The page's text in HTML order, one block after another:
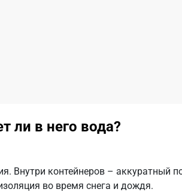
ли в него вода?
Внутри контейнеров – аккуратный
во время снега и дождя.